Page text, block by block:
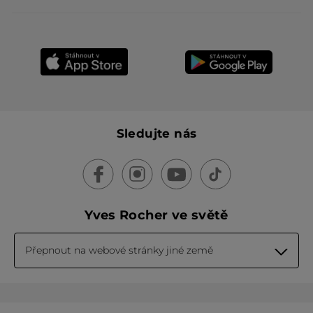
Sledujte nás
Yves Rocher ve světě
Přepnout na webové stránky jiné země